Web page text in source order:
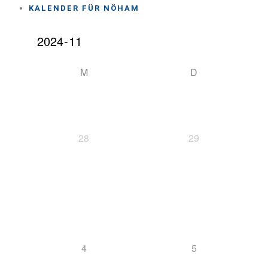
KALENDER FÜR NÖHAM
M D
28 29
4 5